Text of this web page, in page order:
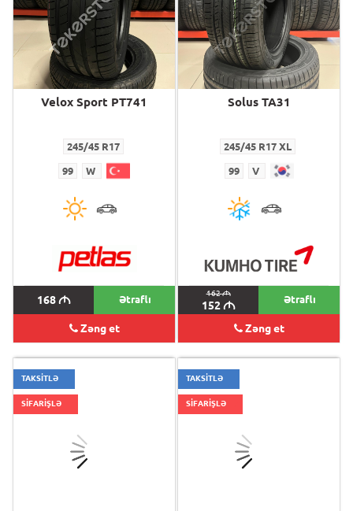
Velox Sport PT741
245/45 R17
99 W
168M Ətraflı
Zəng et
Solus TA31
245/45 R17 XL
99 V
162M
152M Ətraflı
Zəng et
TAKSİTLƏ
SİFARİŞLƏ
TAKSİTLƏ
SİFARİŞLƏ